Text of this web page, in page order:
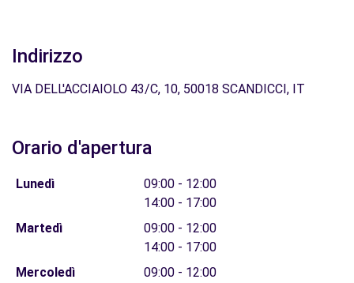
Indirizzo
VIA DELL'ACCIAIOLO 43/C, 10, 50018 SCANDICCI, IT
Orario d'apertura
Lunedì
09:00 - 12:00
14:00 - 17:00
Martedì
09:00 - 12:00
14:00 - 17:00
Mercoledì
09:00 - 12:00